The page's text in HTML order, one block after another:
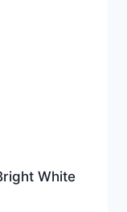
White